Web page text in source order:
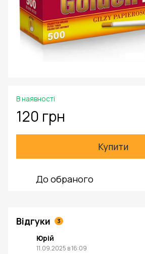
В наявності
120 грн
Купити
До обраного
Відгуки 3
Юрій
11.09.2025 в 16:09